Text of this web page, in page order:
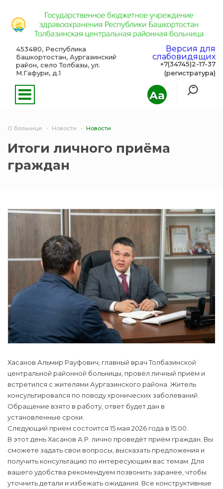
Aa
453480, Республика
Башкортостан, Аургазинский
район, село Толбазы, ул.
М.Гафури, д.1
Версия для
слабовидящих
+7(34745)2-17-37
(регистратура)
О больнице Новости Новости
Итоги личного приёма
граждан
Хасанов Альмир Рауфович, главный врач Толбазинской
центральной районной больницы, провёл личный приём и
встретился с жителями Аургазинского района. Житель
консультировался по поводу хронических заболеваний.
Обращение взято в работу, ответ будет дан в
установленные сроки.
Следующий приём состоится 15 мая 2026 года в 15:00.
В этот день Хасанов А.Р. лично проведёт приём граждан. Вы
сможете задать свои вопросы, высказать предложения и
получить консультацию по интересующим вас темам. Для
вашего удобства рекомендуем позвонить заранее, чтобы
уточнить детали и избежать ожидания. Все конструктивные